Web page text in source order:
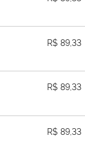
R$ 89,33
R$ 89,33
R$ 89,33